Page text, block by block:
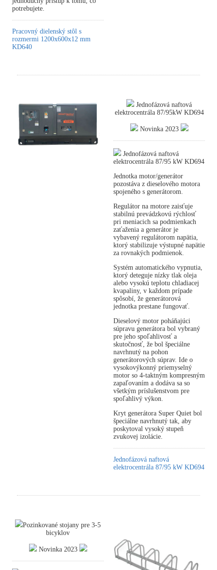
potrebujete.
Pracovný dielenský stôl s
rozmermi 1200x600x12 mm
KD640
Jednofázová naftová
elektrocentrála 87/95kW KD694
Novinka 2023
Jednofázová naftová
elektrocentrála 87/95 kW KD694
Jednotka motor/generátor
pozostáva z dieselového motora
spojeného s generátorom.
Regulátor na motore zaisťuje
stabilnú prevádzkovú rýchlosť
pri meniacich sa podmienkach
zaťaženia a generátor je
vybavený regulátorom napätia,
ktorý stabilizuje výstupné napätie
za rovnakých podmienok.
Systém automatického vypnutia,
ktorý deteguje nízky tlak oleja
alebo vysokú teplotu chladiacej
kvapaliny, v každom prípade
spôsobí, že generátorová
jednotka prestane fungovať.
Dieselový motor poháňajúci
súpravu generátora bol vybraný
pre jeho spoľahlivosť a
skutočnosť, že bol špeciálne
navrhnutý na pohon
generátorových súprav. Ide o
vysokovýkonný priemyselný
motor so 4-taktným kompresným
zapaľovaním a dodáva sa so
všetkým príslušenstvom pre
spoľahlivý výkon.
Kryt generátora Super Quiet bol
špeciálne navrhnutý tak, aby
poskytoval vysoký stupeň
zvukovej izolácie.
Jednofázová naftová
elektrocentrála 87/95 kW KD694
Pozinkované stojany pre 3-5
bicyklov
Novinka 2023